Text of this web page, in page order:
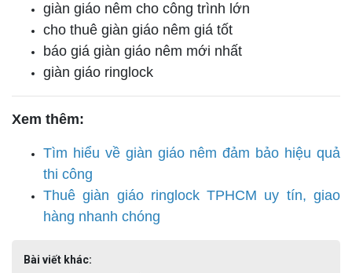
giàn giáo nêm cho công trình lớn
cho thuê giàn giáo nêm giá tốt
báo giá giàn giáo nêm mới nhất
giàn giáo ringlock
Xem thêm:
Tìm hiểu về giàn giáo nêm đảm bảo hiệu quả
thi công
Thuê giàn giáo ringlock TPHCM uy tín, giao
hàng nhanh chóng
Bài viết khác: